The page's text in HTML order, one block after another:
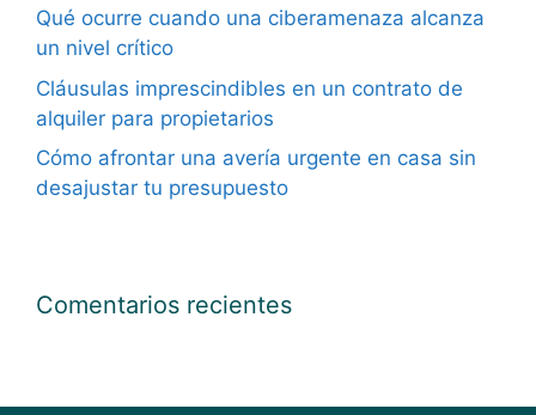
Qué ocurre cuando una ciberamenaza alcanza
un nivel crítico
Cláusulas imprescindibles en un contrato de
alquiler para propietarios
Cómo afrontar una avería urgente en casa sin
desajustar tu presupuesto
Comentarios recientes